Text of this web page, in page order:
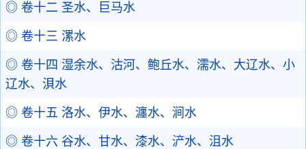
◎ 卷十二 圣水、巨马水
◎ 卷十三 漯水
◎ 卷十四 湿余水、沽河、鲍丘水、濡水、大辽水、小
辽水、浿水
◎ 卷十五 洛水、伊水、瀍水、涧水
◎ 卷十六 谷水、甘水、漆水、浐水、沮水